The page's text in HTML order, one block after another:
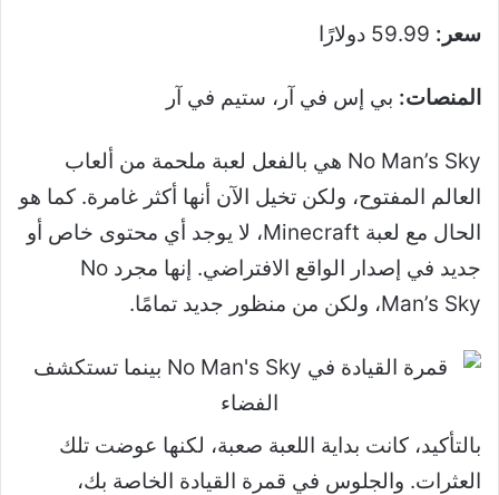
سعر:
المنصات: بي إس في آر، ستيم في آر
No Man’s Sky هي بالفعل لعبة ملحمة من ألعاب
العالم المفتوح، ولكن تخيل الآن أنها أكثر غامرة. كما هو
الحال مع لعبة Minecraft، لا يوجد أي محتوى خاص أو
جديد في إصدار الواقع الافتراضي. إنها مجرد No
Man’s Sky، ولكن من منظور جديد تمامًا.
بالتأكيد، كانت بداية اللعبة صعبة، لكنها عوضت تلك
العثرات. والجلوس في قمرة القيادة الخاصة بك،